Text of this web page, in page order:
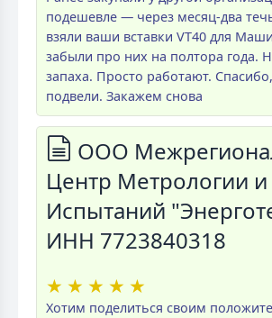
подешевле — через месяц-два
взяли ваши вставки VT40 для
забыли про них на полтора года.
запаха. Просто работают.
подвели. Закажем снова
ООО
Центр Метрологии и
Испытаний
ИНН 7723840318
★ ★ ★ ★ ★
Хотим поделиться своим